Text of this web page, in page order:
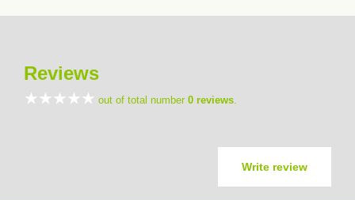
Reviews
out of total number 0 reviews
Write review